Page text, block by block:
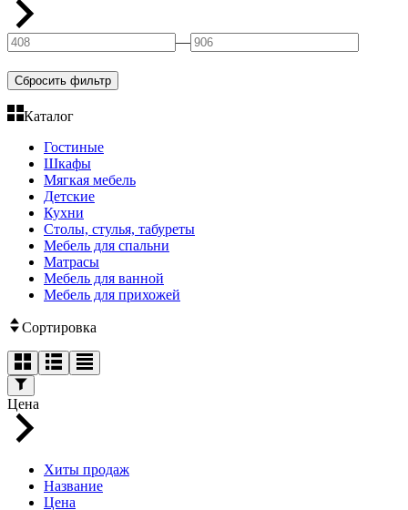
—
Сбросить фильтр
Каталог
Гостиные
Шкафы
Мягкая мебель
Детские
Кухни
Столы, стулья, табуреты
Мебель для спальни
Матрасы
Мебель для ванной
Мебель для прихожей
Сортировка
Цена
Хиты продаж
Название
Цена